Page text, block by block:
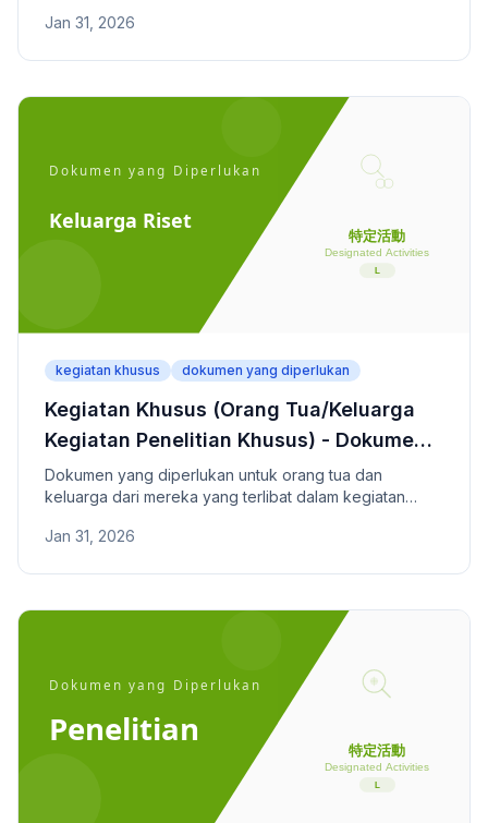
Jan 31, 2026
kegiatan khusus dokumen yang diperlukan
Kegiatan Khusus (Orang Tua/Keluarga
Kegiatan Penelitian Khusus) - Dokumen
yang Diperlukan
Dokumen yang diperlukan untuk orang tua dan
keluarga dari mereka yang terlibat dalam kegiatan
untuk tinggal di Jepang.
Jan 31, 2026